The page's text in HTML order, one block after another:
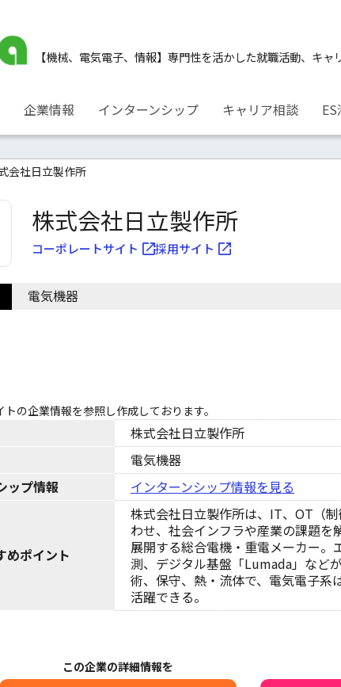
【機械、電気電子、情報】 専門性を活かした就職活動、キャ
企業情報 インターンシップ キャリア相談
会社日立製作所
株式会社日立製作所
コーポレートサイト 採用サイト
電気機器
の企業情報を参照し作成しております。
株式会社日立製作所
電気機器
ップ情報
インターンシップ情報を見る
めポイント
株式会社日立製作所は、IT、OT（
わせ、社会インフラや産業の課題を
展開する総合電機・重電メーカー
測、デジタル基盤「Lumada」など
術、保守、熱・流体で、電気電子系
活躍できる。
この企業の詳細情報を